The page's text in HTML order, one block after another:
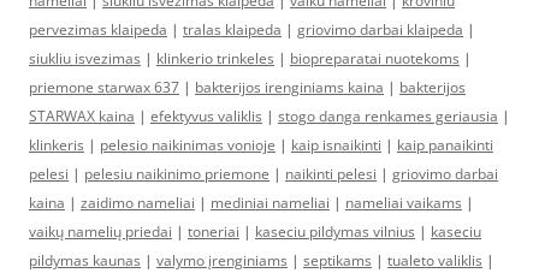
pervezimas klaipeda | tralas klaipeda | griovimo darbai klaipeda |
siukliu isvezimas | klinkerio trinkeles | biopreparatai nuotekoms |
priemone starwax 637 | bakterijos irenginiams kaina | bakterijos
STARWAX kaina | efektyvus valiklis | stogo danga renkames geriausia |
klinkeris | pelesio naikinimas vonioje | kaip isnaikinti | kaip panaikinti
pelesi | pelesiu naikinimo priemone | naikinti pelesi | griovimo darbai
kaina | zaidimo nameliai | mediniai nameliai | nameliai vaikams |
vaikų namelių priedai | toneriai | kaseciu pildymas vilnius | kaseciu
pildymas kaunas | valymo įrenginiams | septikams | tualeto valiklis |